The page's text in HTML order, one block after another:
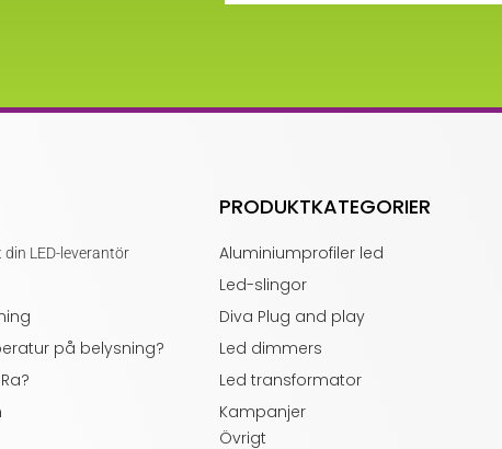
din LED-leverantör
på belysning?
PRODUKTKATEGORIER
Aluminiumprofiler led
Led-slingor
Diva Plug and play
Led dimmers
Led transformator
Kampanjer
Övrigt